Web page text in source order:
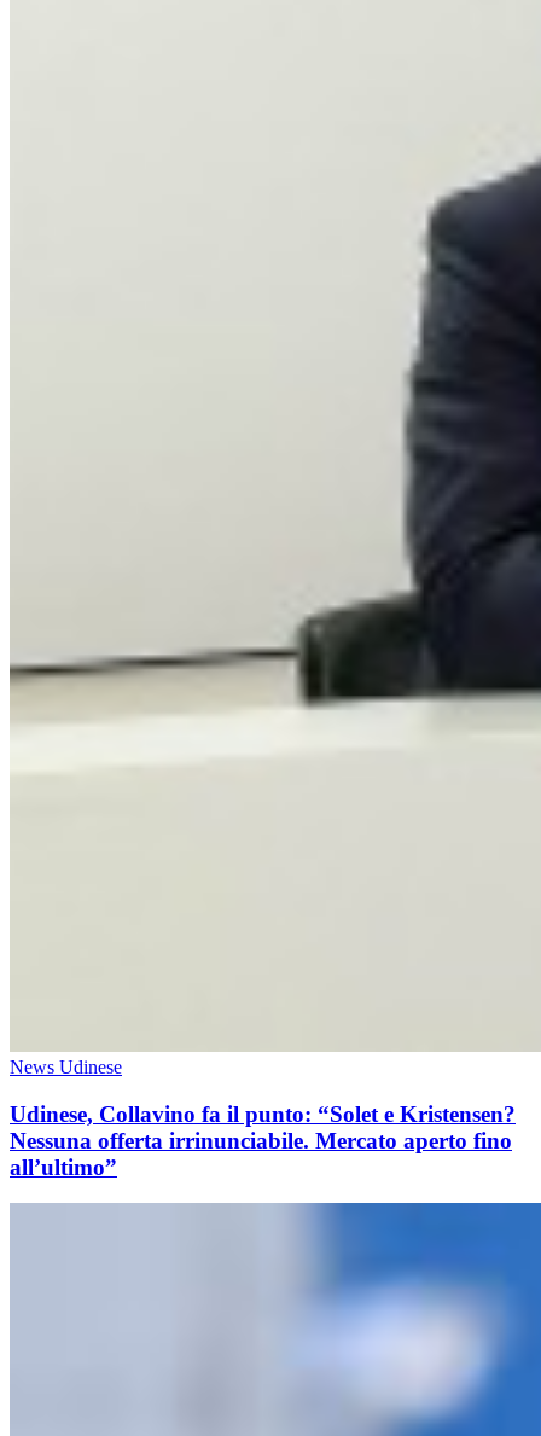
News Udinese
Udinese, Collavino fa il punto: “Solet e Kristensen?
Nessuna offerta irrinunciabile. Mercato aperto fino
all’ultimo”